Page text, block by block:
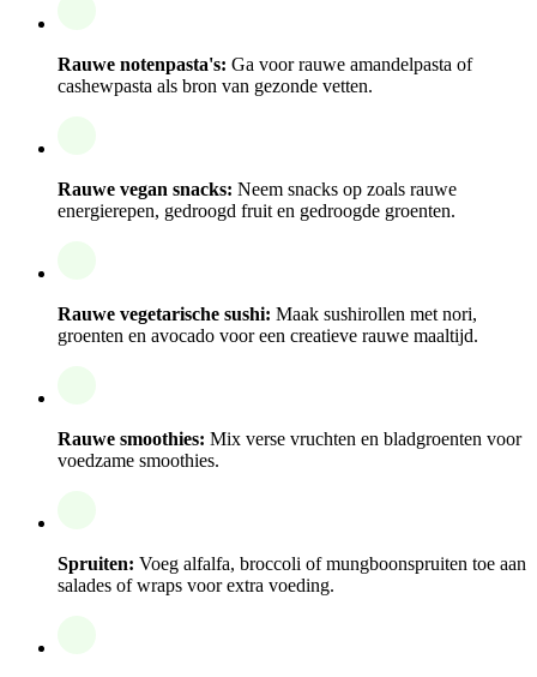
Rauwe notenpasta's: Ga voor rauwe amandelpasta of
cashewpasta als bron van gezonde vetten.
Rauwe vegan snacks: Neem snacks op zoals rauwe
energierepen, gedroogd fruit en gedroogde groenten.
Rauwe vegetarische sushi: Maak sushirollen met nori,
groenten en avocado voor een creatieve rauwe maaltijd.
Rauwe smoothies: Mix verse vruchten en bladgroenten voor
voedzame smoothies.
Spruiten: Voeg alfalfa, broccoli of mungboonspruiten toe aan
salades of wraps voor extra voeding.